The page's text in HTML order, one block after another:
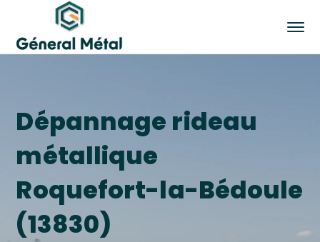
Dépannage rideau
métallique
Roquefort-la-Bédoule
(13830)